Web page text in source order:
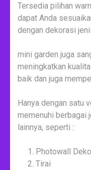
Tersedia pilihan
dapat Anda
dengan dekorasi
mini garden juga
meningkatkan
baik dan juga
Hanya dengan satu
memenuhi berbagai
lainnya, seperti :
Photowall
Tirai